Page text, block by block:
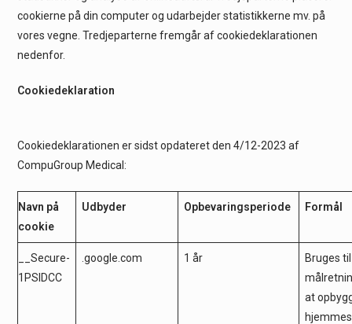
cookierne på din computer og udarbejder statistikkerne mv. på
vores vegne. Tredjeparterne fremgår af cookiedeklarationen
nedenfor.
Cookiedeklaration
Cookiedeklarationen er sidst opdateret den 4/12-2023 af
CompuGroup Medical:
Navn på
cookie
Udbyder Opbevaringsperiode Formål
__Secure-
1PSIDCC
.google.com 1 år
Bruges til
at